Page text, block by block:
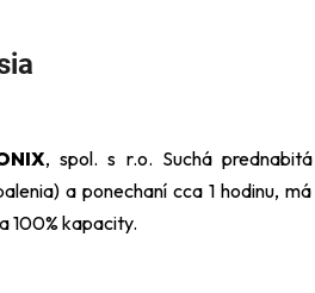
, spol. s r.o. Suchá prednabitá
a ponechaní cca 1 hodinu, má
100% kapacity.